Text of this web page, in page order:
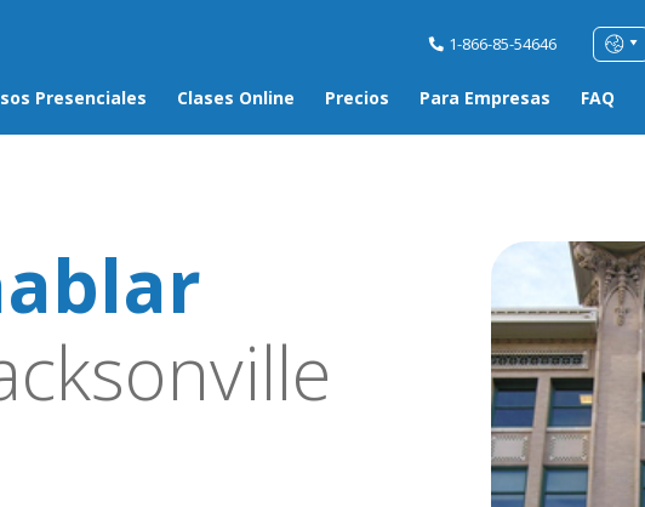
1-866-85-54646
Presenciales Clases Online Precios Para Empresas FAQ